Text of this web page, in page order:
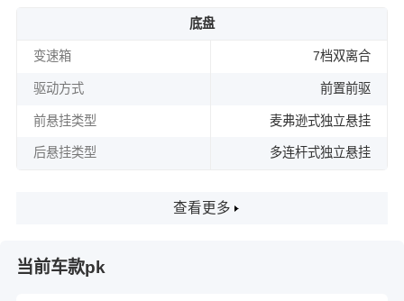
底盘
变速箱 7档双离合
驱动方式 前置前驱
前悬挂类型 麦弗逊式独立悬挂
后悬挂类型 多连杆式独立悬挂
查看更多
当前车款pk